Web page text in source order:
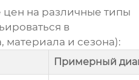
на различные типы
в
материала и сезона):
Примерный